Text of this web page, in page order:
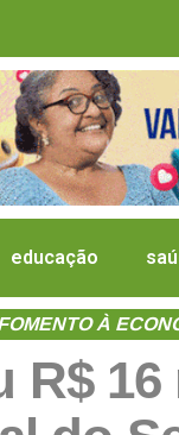
educação
À
R$